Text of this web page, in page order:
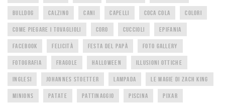
BULLDOG CALZINO CANI CAPELLI COCA COLA COLORI
COME PIEGARE I TOVAGLIOLI CORO CUCCIOLI EPIFANIA
FACEBOOK FELICITÀ FESTA DEL PAPÀ FOTO GALLERY
FOTOGRAFIA FRAGOLE HALLOWEEN ILLUSIONI OTTICHE
INGLESI JOHANNES STOETTER LAMPADA LE MAGIE DI ZACH KING
MINIONS PATATE PATTINAGGIO PISCINA PIXAR